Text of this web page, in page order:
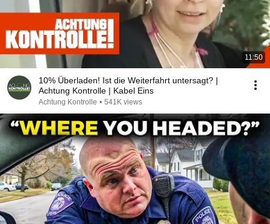
11:50
10% Überladen! Ist die Weiterfahrt untersagt? |
Achtung Kontrolle | Kabel Eins
Achtung Kontrolle • 541K views